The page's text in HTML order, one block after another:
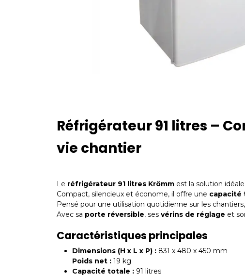
Réfrigérateur 91 litres –
vie chantier
Le réfrigérateur 91 litres Krömm est la solution
Compact, silencieux et économe, il offre une capacité
Pensé pour une utilisation quotidienne sur les
Avec sa porte réversible, ses vérins de réglage et
Caractéristiques principales
Dimensions (H x L x P) : 831 x 480 x 450 mm
Poids net : 19 kg
Capacité totale : 91 litres